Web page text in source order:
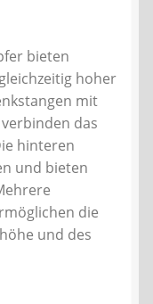
bieten
hoher
mit
das
hinteren
und bieten
die
und des